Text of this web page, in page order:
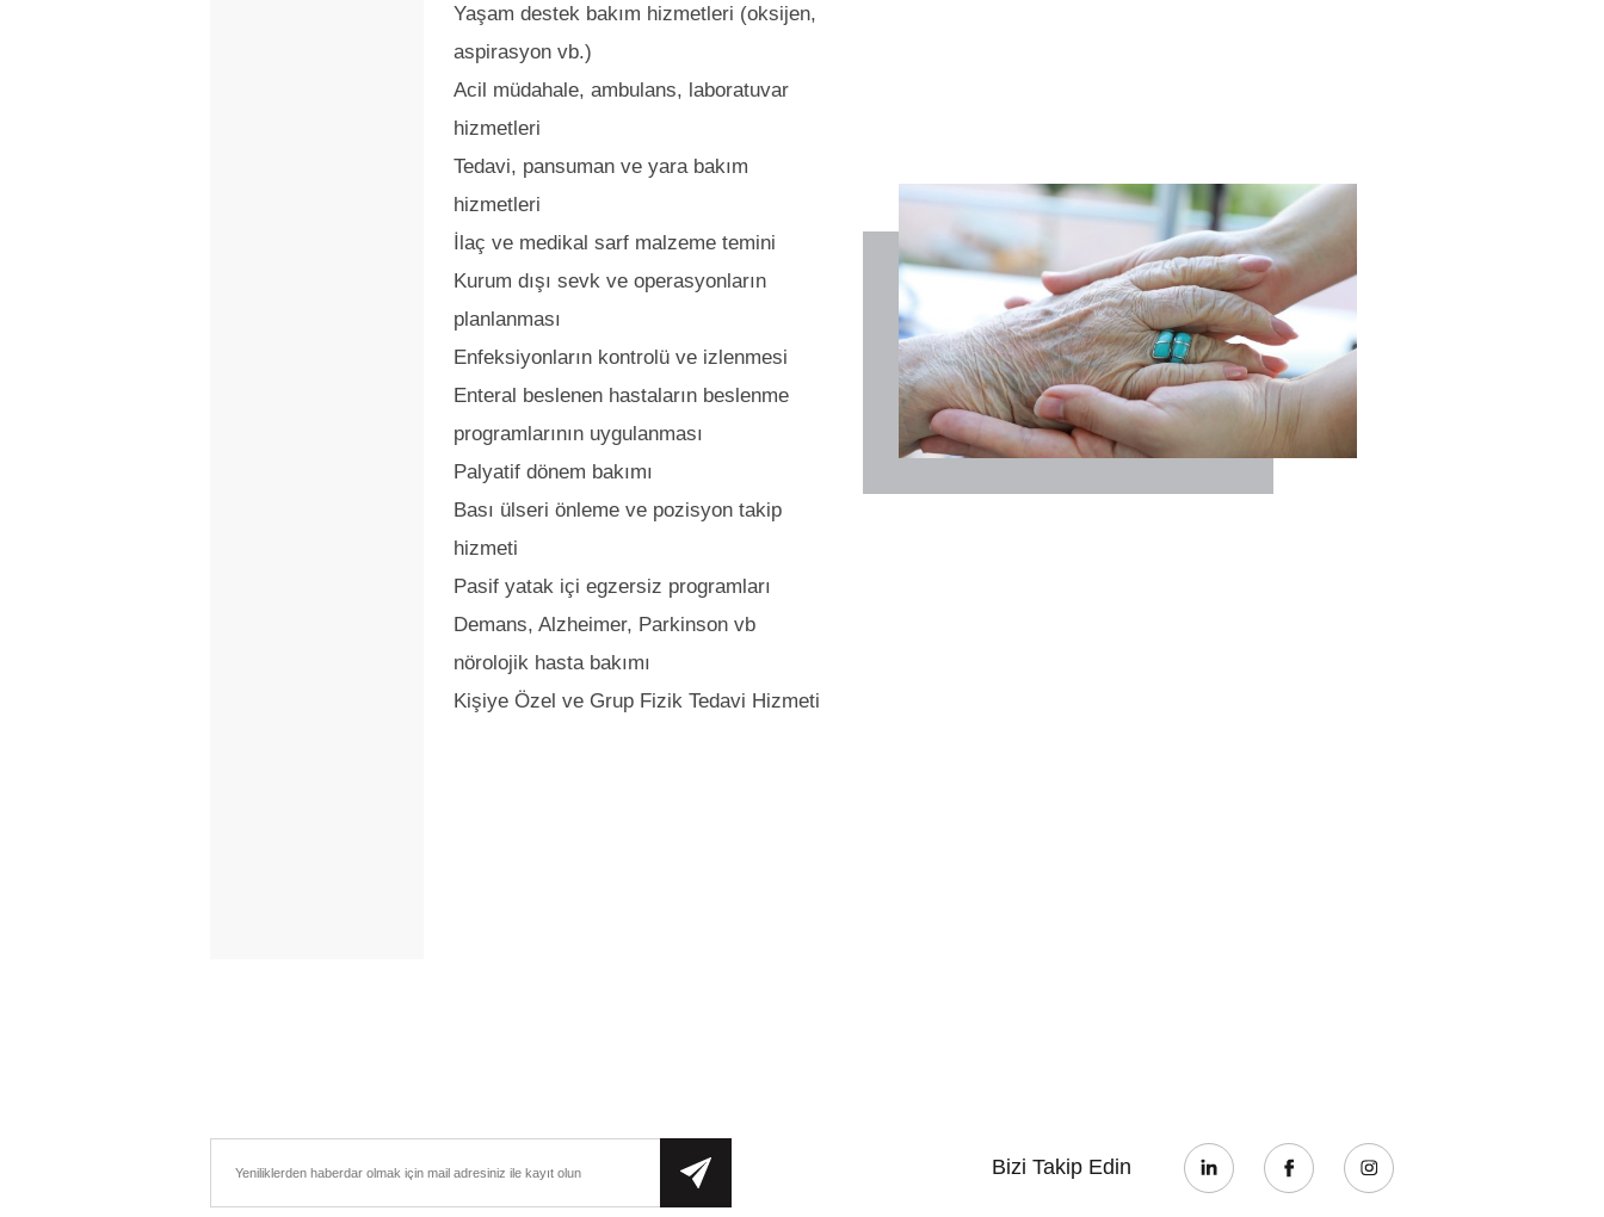
Yaşam destek bakım hizmetleri (oksijen,
aspirasyon vb.)
Acil müdahale, ambulans, laboratuvar
hizmetleri
Tedavi, pansuman ve yara bakım
hizmetleri
İlaç ve medikal sarf malzeme temini
Kurum dışı sevk ve operasyonların
planlanması
Enfeksiyonların kontrolü ve izlenmesi
Enteral beslenen hastaların beslenme
programlarının uygulanması
Palyatif dönem bakımı
Bası ülseri önleme ve pozisyon takip
hizmeti
Pasif yatak içi egzersiz programları
Demans, Alzheimer, Parkinson vb
nörolojik hasta bakımı
Kişiye Özel ve Grup Fizik Tedavi Hizmeti
Bizi Takip Edin